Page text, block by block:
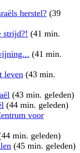
herstel? (39
strijd?! (41 min.
(41 min.
leven (43 min.
(43 min. geleden)
(44 min. geleden)
voor
min. geleden)
(45 min. geleden)